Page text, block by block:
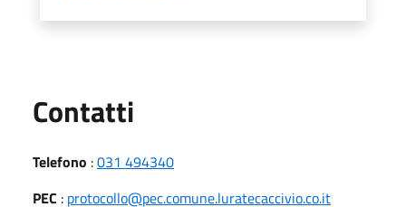
Contatti
Telefono :031 494340
PEC : protocollo@pec.comune.luratecaccivio.co.it